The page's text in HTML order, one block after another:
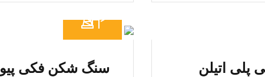
اتیلن سنگ شکن فکی پیو